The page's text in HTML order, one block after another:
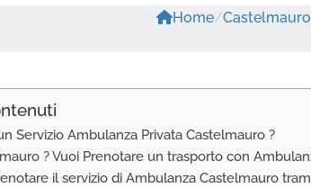
Home/Castelmauro
Servizio Ambulanza Privata Castelmauro ?
? Vuoi Prenotare un trasporto con
il servizio di Ambulanza Castelmauro